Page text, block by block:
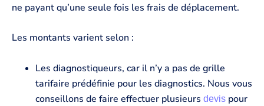
ne payant qu’une seule fois les frais de déplacement.
Les montants varient selon :
Les diagnostiqueurs, car il n’y a pas de grille
tarifaire prédéfinie pour les diagnostics. Nous vous
conseillons de faire effectuer plusieurs devis pour